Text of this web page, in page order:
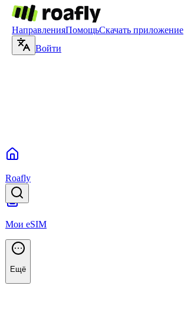
НаправленияПомощьСкачать приложение
Войти
Roafly
Мои eSIM
Ещё